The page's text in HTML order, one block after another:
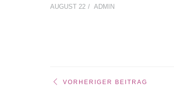
AUGUST 22 ADMIN
VORHERIGER BEITRAG